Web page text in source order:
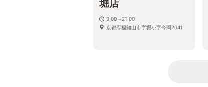
堀店
9:00～21:00
京都府福知山市字堀小字今岡2641